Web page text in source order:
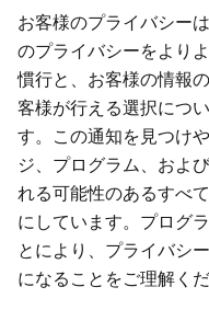
お客様のプライバシー
のプライバシーをより
慣行と、お客様の情報
客様が行える選択につ
す。この通知を見つけ
ジ、プログラム、およ
れる可能性のあるすべ
にしています。プログ
とにより、プライバシ
になることをご理解くだ